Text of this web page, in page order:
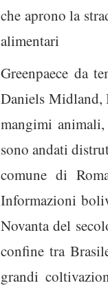
che aprono la
alimentari
Greenpaece da
Daniels Midland,
mangimi
sono andati
comune di
Informazioni
Novanta del
confine tra
grandi